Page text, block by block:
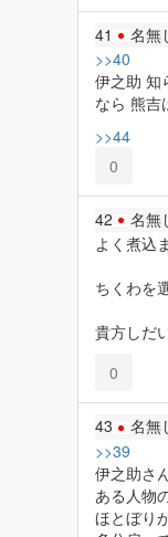
41 名無
>>40
伊之助 知
なら 熊吉
>>44
0
42 名無
よく煮込
ちくわを
貴方しだ
0
43 名無
>>39
伊之助さ
ある人物
ほとぼり